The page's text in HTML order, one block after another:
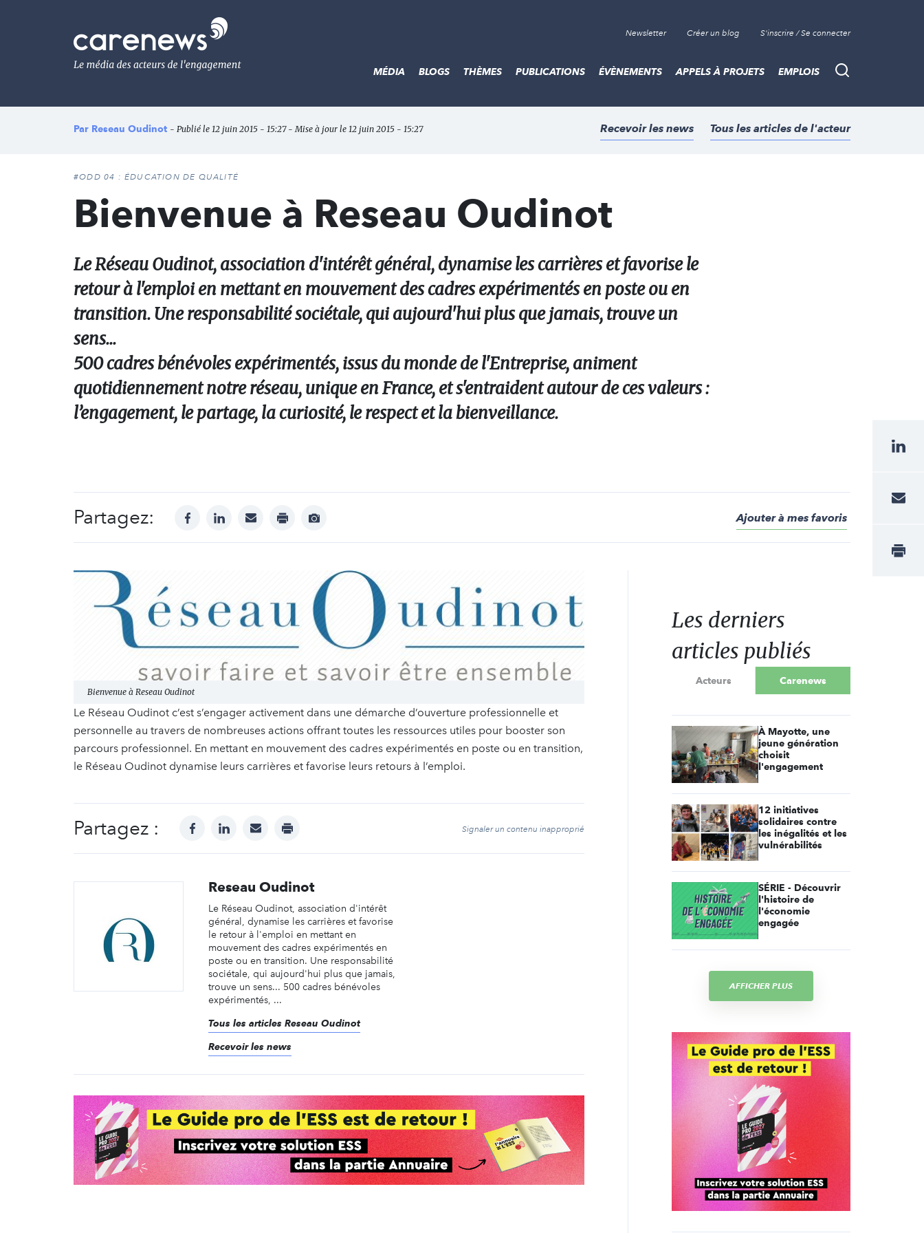
Le
média
de
l'engagement
Newsletter Créer un blog S'inscrire / Se connecter
Recherche
MÉDIA BLOGS THÈMES PUBLICATIONS ÉVÈNEMENTS APPELS À PROJETS EMPLOIS
Par Reseau Oudinot - Publié le 12 juin 2015 - 15:27 - Mise à jour le 12 juin 2015 - 15:27 Recevoir les news Tous les articles de l'acteur
#ODD 04 : ÉDUCATION DE QUALITÉ
Bienvenue à Reseau Oudinot
Le Réseau Oudinot, association d'intérêt général, dynamise les carrières et favorise le
retour à l'emploi en mettant en mouvement des cadres expérimentés en poste ou en
transition. Une responsabilité sociétale, qui aujourd'hui plus que jamais, trouve un
sens...
500 cadres bénévoles expérimentés, issus du monde de l'Entreprise, animent
quotidiennement notre réseau, unique en France, et s'entraident autour de ces valeurs :
l’engagement, le partage, la curiosité, le respect et la bienveillance.
Partagez: facebooklinkedinmail print
Afficher
Ajouter à mes favoris
Bienvenue à Reseau Oudinot
Le Réseau Oudinot c’est s’engager activement dans une démarche d’ouverture professionnelle et
personnelle au travers de nombreuses actions offrant toutes les ressources utiles pour booster son
parcours professionnel. En mettant en mouvement des cadres expérimentés en poste ou en transition,
le Réseau Oudinot dynamise leurs carrières et favorise leurs retours à l’emploi.
Partagez : facebooklinkedinmail print Signaler un contenu inapproprié
Reseau Oudinot
Le Réseau Oudinot, association d'intérêt
général, dynamise les carrières et favorise
le retour à l'emploi en mettant en
mouvement des cadres expérimentés en
poste ou en transition. Une responsabilité
sociétale, qui aujourd'hui plus que jamais,
trouve un sens... 500 cadres bénévoles
expérimentés, ...
Tous les articles Reseau Oudinot
Recevoir les news
Les derniers
articles publiés
Acteurs Carenews
À Mayotte, une
jeune génération
choisit
l'engagement
12 initiatives
solidaires contre
les inégalités et les
vulnérabilités
SÉRIE - Découvrir
l'histoire de
l'économie
engagée
AFFICHER PLUS